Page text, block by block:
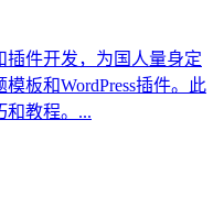
插件开发，为国人量身定
板和WordPress插件。此
和教程。...